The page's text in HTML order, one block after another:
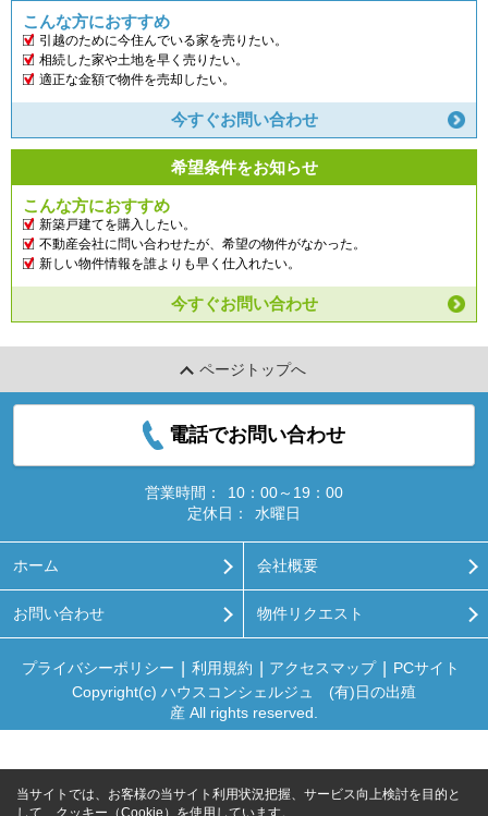
こんな方におすすめ
引越のために今住んでいる家を売りたい。
相続した家や土地を早く売りたい。
適正な金額で物件を売却したい。
今すぐお問い合わせ
希望条件をお知らせ
こんな方におすすめ
新築戸建てを購入したい。
不動産会社に問い合わせたが、希望の物件がなかった。
新しい物件情報を誰よりも早く仕入れたい。
今すぐお問い合わせ
ページトップへ
電話でお問い合わせ
営業時間：
10：00～19：00
定休日：
水曜日
ホーム 会社概要
お問い合わせ 物件リクエスト
プライバシーポリシー 利用規約 アクセスマップ
PCサイト
Copyright(c) ハウスコンシェルジュ (有)日の出殖
産 All rights reserved.
当サイトでは、お客様の当サイト利用状況把握、サービス向上検討を目的と
して、クッキー（Cookie）を使用しています。